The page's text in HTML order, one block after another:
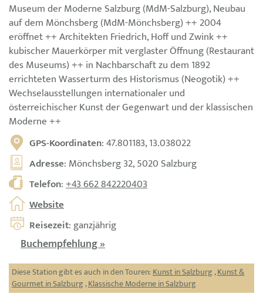
Museum der Moderne Salzburg (MdM-Salzburg), Neubau
auf dem Mönchsberg (MdM-Mönchsberg) ++ 2004
eröffnet ++ Architekten Friedrich, Hoff und Zwink ++
kubischer Mauerkörper mit verglaster Öffnung (Restaurant
des Museums) ++ in Nachbarschaft zu dem 1892
errichteten Wasserturm des Historismus (Neogotik) ++
Wechselausstellungen internationaler und
österreichischer Kunst der Gegenwart und der klassischen
Moderne ++
GPS-Koordinaten: 47.801183, 13.038022
Adresse: Mönchsberg 32, 5020 Salzburg
Telefon:+43 662 842220403
Website
Reisezeit: ganzjährig
Buchempfehlung »
Diese Station gibt es auch in den Touren:Kunst in Salzburg ,Kunst &
Gourmet in Salzburg ,Klassische Moderne in Salzburg